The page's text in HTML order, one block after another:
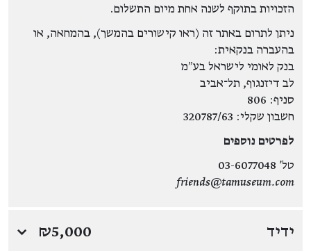
הזכויות בתוקף לשנה אחת מיום התשלום.
ניתן לתרום באתר זה (ראו קישורים בהמשך), בהמחאה, או
בהעברה בנקאית:
בנק לאומי לישראל בע״מ
לב דיזנגוף, תל־אביב
סניף: 806
חשבון שקלי: 320787/63
לפרטים נוספים
טל' 03-6077048
friends@tamuseum.com
ידיד ₪5,000
↓